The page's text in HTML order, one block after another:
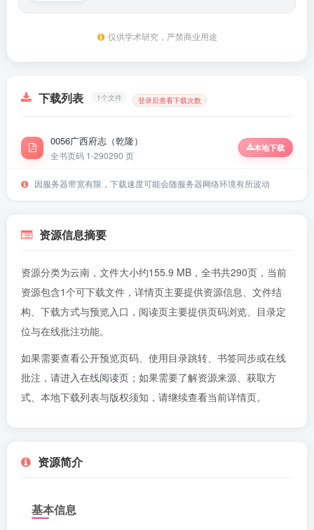
仅供学术研究，严禁商业用途
下载列表 1个文件 登录后查看下载次数
0056广西府志（乾隆）
全书页码 1-290290 页
本地下载
因服务器带宽有限，下载速度可能会随服务器网络环境有所波动
资源信息摘要
资源分类为云南，文件大小约155.9 MB，全书共290页，当前
资源包含1个可下载文件，详情页主要提供资源信息、文件结
构、下载方式与预览入口，阅读页主要提供页码浏览、目录定
位与在线批注功能。
如果需要查看公开预览页码、使用目录跳转、书签同步或在线
批注，请进入在线阅读页 ；如果需要了解资源来源、获取方
式、本地下载列表与版权须知，请继续查看当前详情页。
资源简介
基本信息